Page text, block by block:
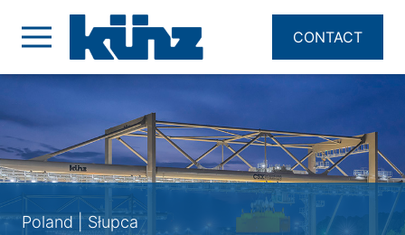
CONTACT
Poland | Słupca